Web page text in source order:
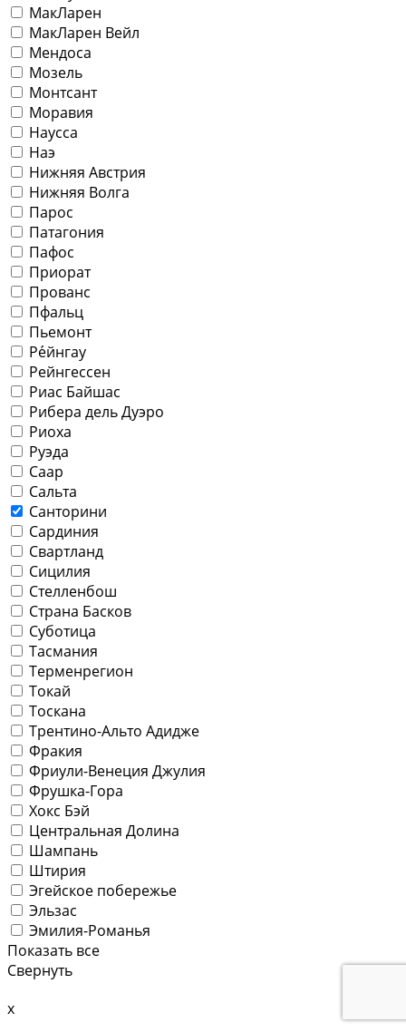
МакЛарен
МакЛарен Вейл
Мендоса
Мозель
Монтсант
Моравия
Наусса
Наэ
Нижняя Австрия
Нижняя Волга
Парос
Патагония
Пафос
Приорат
Прованс
Пфальц
Пьемонт
Ре́йнгау
Рейнгессен
Риас Байшас
Рибера дель Дуэро
Риоха
Руэда
Саар
Сальта
Санторини
Сардиния
Свартланд
Сицилия
Стелленбош
Страна Басков
Суботица
Тасмания
Терменрегион
Токай
Тоскана
Трентино-Альто Адидже
Фракия
Фриули-Венеция Джулия
Фрушка-Гора
Хокс Бэй
Центральная Долина
Шампань
Штирия
Эгейское побережье
Эльзас
Эмилия-Романья
Показать все
Свернуть
x